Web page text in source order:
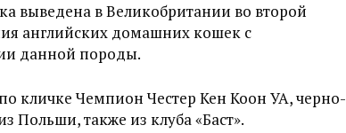
выведена в Великобритании во второй
английских домашних кошек с
данной породы.
кличке Чемпион Честер Кен Коон УА, черно-
Польши, также из клуба «Баст».